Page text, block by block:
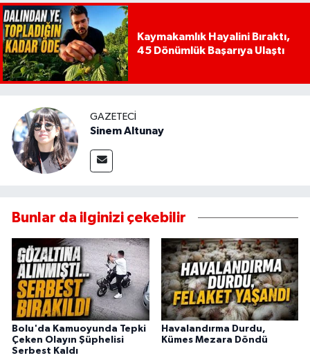
Kaymakamlık Hayalini Bıraktı,
45 Dönümlük Başarıya Ulaştı
GAZETECI
Sinem Altunay
Bunlar da ilginizi çekebilir
Bolu'da Kamuoyunda Tepki
Çeken Olayın Şüphelisi
Serbest Kaldı
Havalandırma Durdu,
Kümes Mezara Döndü